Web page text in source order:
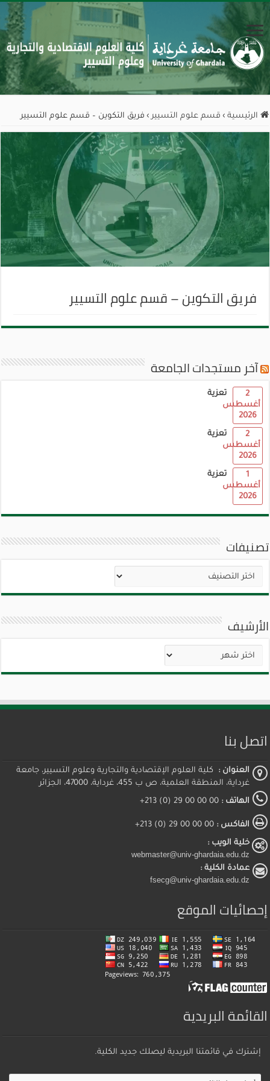
الرئيسية › قسم علوم التسيير › فريق التكوين – قسم علوم التسيير
فريق التكوين – قسم علوم التسيير
آخر مستجدات الجامعة
تعزية
2
أغسطس
2026
تعزية
2
أغسطس
2026
تعزية
1
أغسطس
2026
تصنيفات
تصنيفات
الأرشيف
الأرشيف
اتصل بنا
العنوان : كلية العلوم الإقتصادية والتجارية وعلوم التسيير، جامعة
غرداية، المنطقة العلمية، ص ب 455، غرداية، 47000، الجزائر
الهاتف : 00 00 00 29 (0) 213+
الفاكس : 00 00 00 29 (0) 213+
خلية الويب :
webmaster@univ-ghardaia.edu.dz
عمادة الكلية :
fsecg@univ-ghardaia.edu.dz
إحصائيات الموقع
القائمة البريدية
إشترك في قائمتنا البريدية ليصلك جديد الكلية.